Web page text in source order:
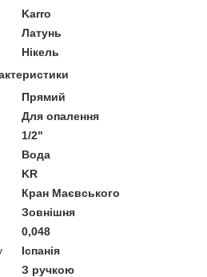
Karro
Латунь
Нікель
Прямий
Для опалення
1/2"
Вода
KR
Кран Маєвського
Зовнішня
0,048
Іспанія
З ручкою